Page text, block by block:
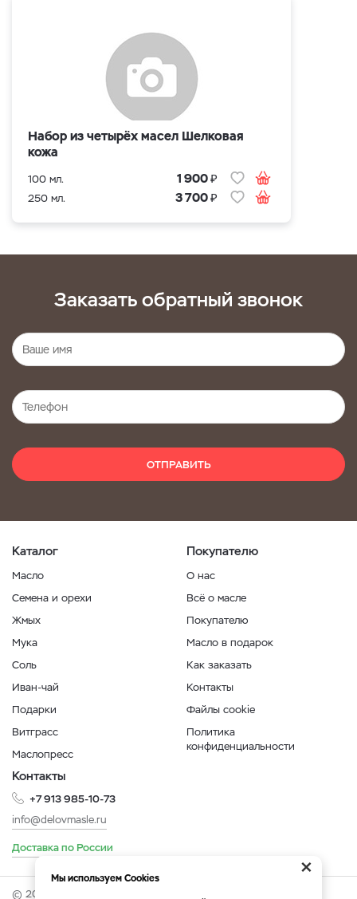
Набор из четырёх масел Шелковая
кожа
100 мл. 1 900₽
250 мл. 3 700₽
Заказать обратный звонок
ОТПРАВИТЬ
Каталог
Масло
Семена и орехи
Жмых
Мука
Соль
Иван-чай
Подарки
Витграсс
Маслопресс
Покупателю
О нас
Всё о масле
Покупателю
Масло в подарок
Как заказать
Контакты
Файлы cookie
Политика
конфиденциальности
Контакты
+7 913 985-10-73
info@delovmasle.ru
Доставка по России
© 2026 Интернет-магазин "Дело в масле".
×
Мы используем Cookies